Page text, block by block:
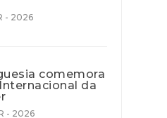
- 2026
comemora
da
- 2026